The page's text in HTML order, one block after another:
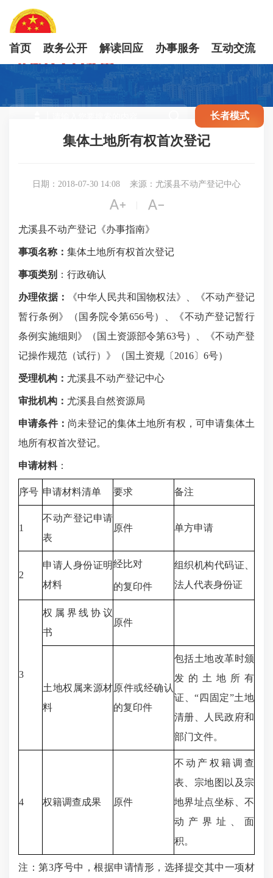
首页 政务公开 解读回应 办事服务 互动交流
长者模式
集体土地所有权首次登记
日期：2018-07-30 14:08 来源：尤溪县不动产登记中心
 
尤溪县不动产登记 《办事指南》
事项名称： 集体土地所有权首次登记
事项类别 ： 行政确认
办理依据：
《中华人民共和国物权法》、《不动产登记
暂行条例》（国务院令第656号）、《不动产登记暂行
条例实施细则》（国土资源部令第63号）、《不动产登
记操作规范（试行）》（国土资规〔 2016〕 6号）
受理机构： 尤溪县不动产登记中心
审批机构： 尤溪县自然资源局
申请条件： 尚未登记的集体土地所有权，可申请集体土
地所有权首次登记。
申请材料：
序号 申请材料清单 要求 备注
1
不动产登记申请
表
原件 单方申请
2
申请人身份证明
材料
经比对
的复印件
组织机构代码证、
法人代表身份证
3
权属界线协议
书
原件
土地权属来源材
料
原件或经确认
的复印件
包括土地改革时颁
发的土地所有
证、“四固定”土地
清册、人民政府和
部门文件。
4 权籍调查成果 原件
不动产权籍调查
表、宗地图以及宗
地界址点坐标、不
动产界址、面
积。
注：第3序号中，根据申请情形，选择提交其中一项材